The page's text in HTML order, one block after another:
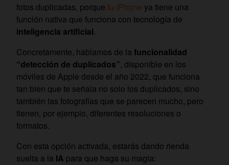
fotos duplicadas, porque tu iPhone ya tiene una
función nativa que funciona con tecnología de
inteligencia artificial.
Concretamente, hablamos de la funcionalidad
“detección de duplicados”, disponible en los
móviles de Apple desde el año 2022, que funciona
tan bien que te señala no solo los duplicados, sino
también las fotografías que se parecen mucho, pero
tienen, por ejemplo, diferentes resoluciones o
formatos.
Con esta opción activada, estarás dando rienda
suelta a la IA para que haga su magia: